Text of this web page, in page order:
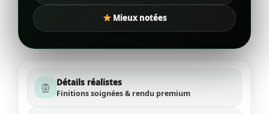
Mieux notées
Détails réalistes
Finitions soignées & rendu premium